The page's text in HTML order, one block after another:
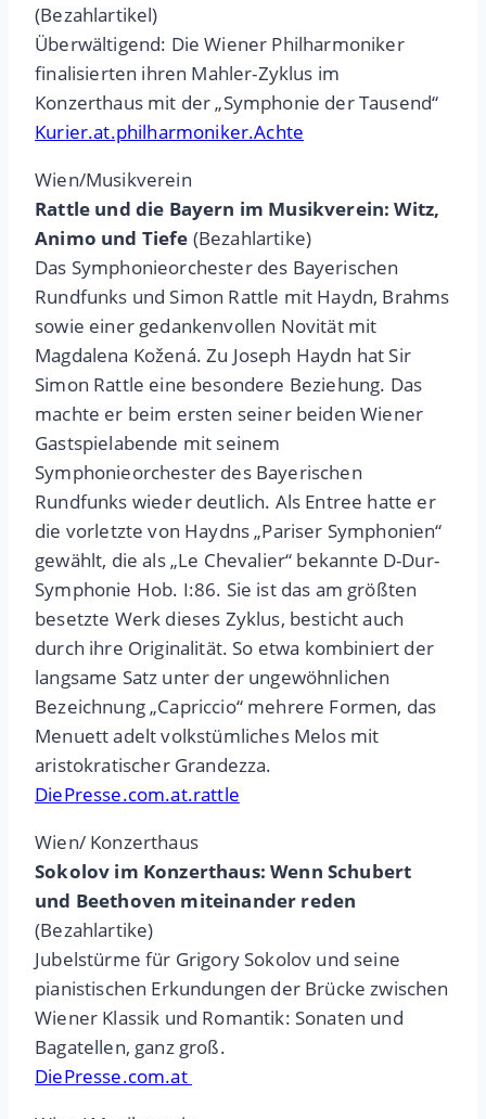
(Bezahlartikel)
Überwältigend: Die Wiener Philharmoniker
finalisierten ihren Mahler-Zyklus im
Konzerthaus mit der „Symphonie der Tausend“
Kurier.at.philharmoniker.Achte
Wien/Musikverein
Rattle und die Bayern im Musikverein: Witz,
Animo und Tiefe (Bezahlartike)
Das Symphonieorchester des Bayerischen
Rundfunks und Simon Rattle mit Haydn, Brahms
sowie einer gedankenvollen Novität mit
Magdalena Kožená. Zu Joseph Haydn hat Sir
Simon Rattle eine besondere Beziehung. Das
machte er beim ersten seiner beiden Wiener
Gastspielabende mit seinem
Symphonieorchester des Bayerischen
Rundfunks wieder deutlich. Als Entree hatte er
die vorletzte von Haydns „Pariser Symphonien“
gewählt, die als „Le Chevalier“ bekannte D-Dur-
Symphonie Hob. I:86. Sie ist das am größten
besetzte Werk dieses Zyklus, besticht auch
durch ihre Originalität. So etwa kombiniert der
langsame Satz unter der ungewöhnlichen
Bezeichnung „Capriccio“ mehrere Formen, das
Menuett adelt volkstümliches Melos mit
aristokratischer Grandezza.
DiePresse.com.at.rattle
Wien/ Konzerthaus
Sokolov im Konzerthaus: Wenn Schubert
und Beethoven miteinander reden
(Bezahlartike)
Jubelstürme für Grigory Sokolov und seine
pianistischen Erkundungen der Brücke zwischen
Wiener Klassik und Romantik: Sonaten und
Bagatellen, ganz groß.
DiePresse.com.at